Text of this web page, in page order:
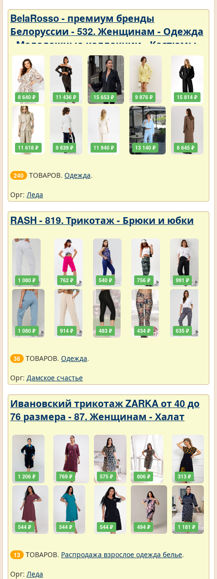
BelaRosso - премиум бренды
Белоруссии - 532. Женщинам - Одежда
- Молодежные коллекции - Костюмы
8 640 ₽
11 618 ₽
11 436 ₽
9 839 ₽
15 653 ₽
11 940 ₽
9 876 ₽
13 140 ₽
15 814 ₽
8 645 ₽
240 ТОВАРОВ. Одежда.
Орг: Леда
RASH - 819. Трикотаж - Брюки и юбки
1 080 ₽
1 080 ₽
762 ₽
914 ₽
540 ₽
483 ₽
756 ₽
434 ₽
991 ₽
635 ₽
36 ТОВАРОВ. Одежда.
Орг: Дамское счастье
Ивановский трикотаж ZARKA от 40 до
76 размера - 87. Женщинам - Халат
1 206 ₽
544 ₽
769 ₽
544 ₽
575 ₽
544 ₽
806 ₽
494 ₽
313 ₽
1 181 ₽
13 ТОВАРОВ. Распродажа взрослое одежда белье.
Орг: Леда